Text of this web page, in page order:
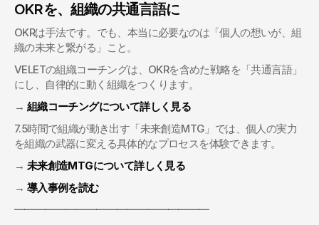
OKRを、組織の共通言語に
OKRは手法です。でも、本当に必要なのは「個人の想いが、組
織の未来と繋がる」こと。
VELETの組織コーチングは、OKRを含めた戦略を「共通言語」
にし、自律的に動く組織をつくります。
→ 組織コーチングについて詳しく見る
7.5時間で組織が動き出す「未来創造MTG」では、個人の実力
を組織の武器に変える具体的なプロセスを体験できます。
→ 未来創造MTGについて詳しく見る
→ 導入事例を読む
━━━━━━━━━━━━━━━━━━━